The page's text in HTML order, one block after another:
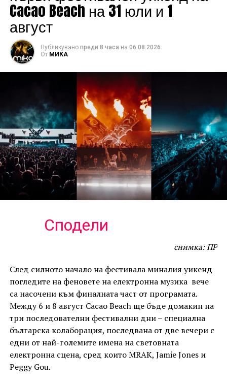
Cacao Beach на 31 юли и 1
август
Публикувано преди 8 часа на 06.08.2026
От МИКА
Сподели
снимка: ПР
След силното начало на фестивала миналия уикенд
погледите на феновете на електронна музика вече
са насочени към финалната част от програмата.
Между 6 и 8 август Cacao Beach ще бъде домакин на
три последователни фестивални дни – специална
българска колаборация, последвана от две вечери с
едни от най-големите имена на световната
електронна сцена, сред които MRAK, Jamie Jones и
Peggy Gou.